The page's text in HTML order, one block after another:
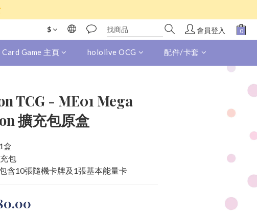
$ 會員登入
Game 主頁 hololive OCG 配件/卡套
TCG - ME01 Mega
擴充包原盒
盒
包
含10張隨機卡牌及1張基本能量卡